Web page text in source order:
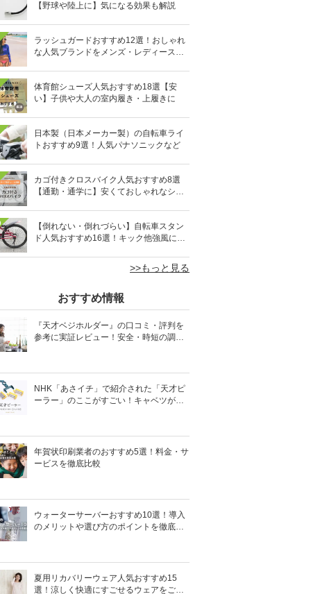
【野球や陸上に】気になる効果も解説
ラッシュガードおすすめ12選！おしゃれ
な人気ブランドをメンズ・レディース別
体育館シューズ人気おすすめ18選【安
い】子供や大人の室内履き・上履きに
日本製（日本メーカー製）の自転車ライ
トおすすめ9選！人気パナソニックなど
カゴ付きクロスバイク人気おすすめ8選
【通勤・通学に】安くておしゃれなシテ
【倒れない・倒れづらい】自転車スタン
ド人気おすすめ16選！キック他強風に強
>>もっと見る
おすすめ情報
『天才ベジホルダー』の口コミ・評判を
参考に実証レビュー！安全・時短の調理
NHK「あさイチ」で紹介された「天才ピ
ーラー」のここがすごい！キャベツがほ
年賀状印刷業者のおすすめ5選！料金・サ
ービスを徹底比較
ウォーターサーバーおすすめ10選！導入
のメリットや選び方のポイントを徹底解
夏用リカバリーウェア人気おすすめ15
選！涼しく快適にすごせるウェアをご紹